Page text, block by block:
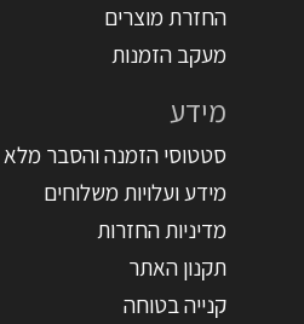
החזרת מוצרים
מעקב הזמנות
מידע
סטטוסי הזמנה והסבר מלא
מידע ועלויות משלוחים
מדיניות החזרות
תקנון האתר
קנייה בטוחה